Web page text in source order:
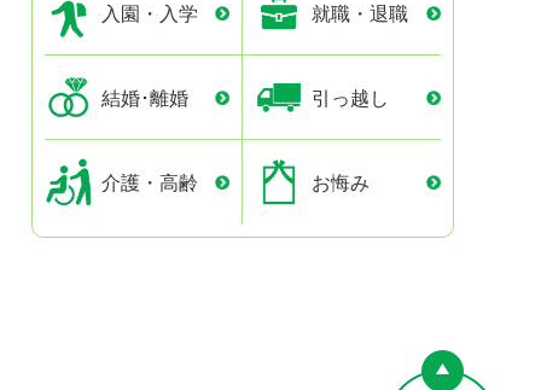
入園・入学 就職・退職
結婚･離婚 引っ越し
介護・高齢 お悔み